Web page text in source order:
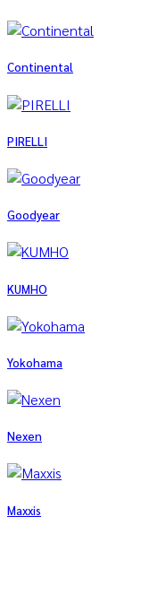
Continental
PIRELLI
Goodyear
KUMHO
Yokohama
Nexen
Maxxis